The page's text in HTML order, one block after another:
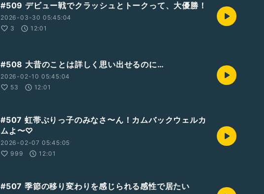
#509 デビュー戦でクラッシュとトークって、大優勝！
2026-03-30 05:45:04
3
12:01
#508 大昔のことは詳しく思い出せるのに…
2026-02-10 05:45:04
53
12:01
#507 虹帯ぶりっ子のみなさ〜ん！カムバックウェルカ
ムよ〜♡
2026-02-07 05:45:05
999
12:01
#507 季節の移り変わりを感じられる感性で居たい